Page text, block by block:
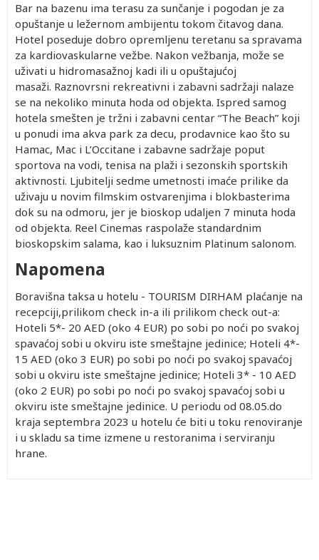
Bar na bazenu ima terasu za sunčanje i pogodan je za
opuštanje u ležernom ambijentu tokom čitavog dana.
Hotel poseduje dobro opremljenu teretanu sa spravama
za kardiovaskularne vežbe. Nakon vežbanja, može se
uživati u hidromasažnoj kadi ili u opuštajućoj
masaži. Raznovrsni rekreativni i zabavni sadržaji nalaze
se na nekoliko minuta hoda od objekta. Ispred samog
hotela smešten je tržni i zabavni centar “The Beach” koji
u ponudi ima akva park za decu, prodavnice kao što su
Hamac, Mac i L’Occitane i zabavne sadržaje poput
sportova na vodi, tenisa na plaži i sezonskih sportskih
aktivnosti. Ljubitelji sedme umetnosti imaće prilike da
uživaju u novim filmskim ostvarenjima i blokbasterima
dok su na odmoru, jer je bioskop udaljen 7 minuta hoda
od objekta. Reel Cinemas raspolaže standardnim
bioskopskim salama, kao i luksuznim Platinum salonom.
Napomena
Boravišna taksa u hotelu - TOURISM DIRHAM plaćanje na
recepciji,prilikom check in-a ili prilikom check out-a:
Hoteli 5*- 20 AED (oko 4 EUR) po sobi po noći po svakoj
spavaćoj sobi u okviru iste smeštajne jedinice; Hoteli 4*-
15 AED (oko 3 EUR) po sobi po noći po svakoj spavaćoj
sobi u okviru iste smeštajne jedinice; Hoteli 3* - 10 AED
(oko 2 EUR) po sobi po noći po svakoj spavaćoj sobi u
okviru iste smeštajne jedinice. U periodu od 08.05.do
kraja septembra 2023 u hotelu će biti u toku renoviranje
i u skladu sa time izmene u restoranima i serviranju
hrane.